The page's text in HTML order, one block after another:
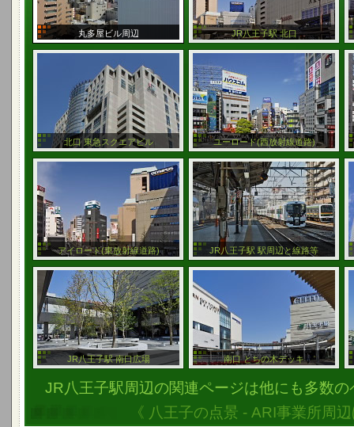
丸多屋ビル周辺 JR八王子駅 北口
北口 東急スクエアビル ユーロード(西放射線道路)
アイロード(東放射線道路) JR八王子駅 駅周辺と線路等
JR八王子駅 南口広場 南口 とちの木デッキ
JR八王子駅周辺の関連ページは他にも多数
《 八王子の点景 - ARI事業所周